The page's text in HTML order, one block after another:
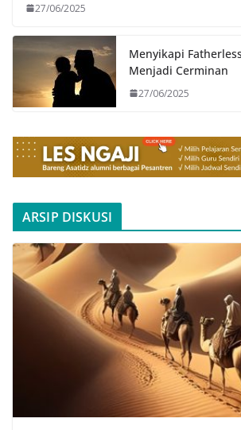
27/06/2025
Menyikapi
Menjadi Cerminan
27/06/2025
ARSIP DISKUSI